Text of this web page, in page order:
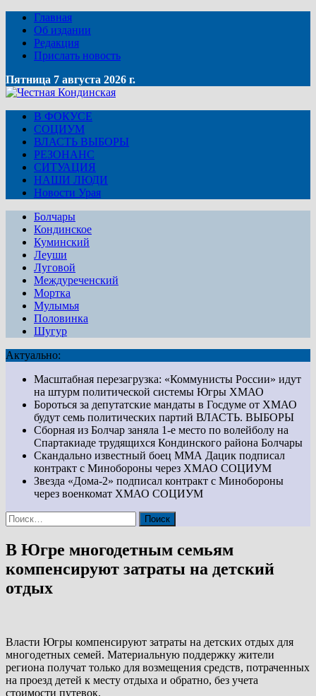
Главная
Об издании
Редакция
Прислать новость
Пятница 7 августа 2026 г.
В ФОКУСЕ
СОЦИУМ
ВЛАСТЬ ВЫБОРЫ
РЕЗОНАНС
СИТУАЦИЯ
НАШИ ЛЮДИ
Новости Урая
Болчары
Кондинское
Куминский
Леуши
Луговой
Междуреченский
Мортка
Мулымья
Половинка
Шугур
Актуально:
Масштабная перезагрузка: «Коммунисты России» идут
на штурм политической системы Югры ХМАО
Бороться за депутатские мандаты в Госдуме от ХМАО
будут семь политических партий ВЛАСТЬ. ВЫБОРЫ
Сборная из Болчар заняла 1-е место по волейболу на
Спартакиаде трудящихся Кондинского района Болчары
Скандально известный боец ММА Дацик подписал
контракт с Минобороны через ХМАО СОЦИУМ
Звезда «Дома-2» подписал контракт с Минобороны
через военкомат ХМАО СОЦИУМ
Найти:
В Югре многодетным семьям
компенсируют затраты на детский
отдых
Власти Югры компенсируют затраты на детских отдых для
многодетных семей. Материальную поддержку жители
региона получат только для возмещения средств, потраченных
на проезд детей к месту отдыха и обратно, без учета
стоимости путевок.